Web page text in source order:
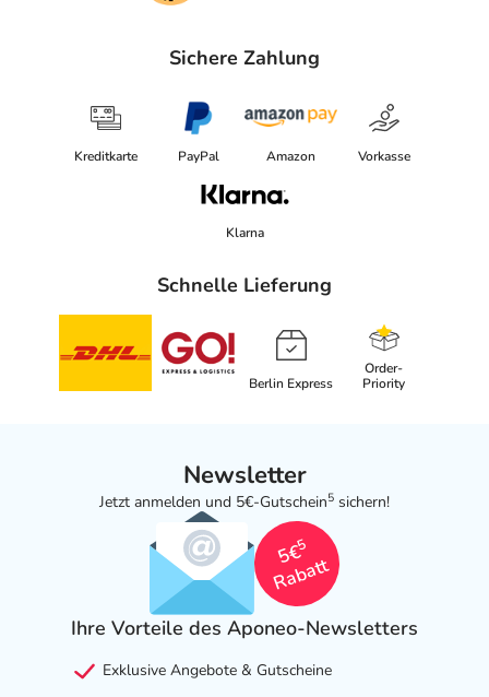
Sichere Zahlung
Kreditkarte PayPal Amazon Vorkasse
Klarna
Schnelle Lieferung
Berlin Express
Order-
Priority
Newsletter
Jetzt anmelden und 5€-Gutschein5 sichern!
5€
5
Rabatt
Ihre Vorteile des Aponeo-Newsletters
Exklusive Angebote & Gutscheine